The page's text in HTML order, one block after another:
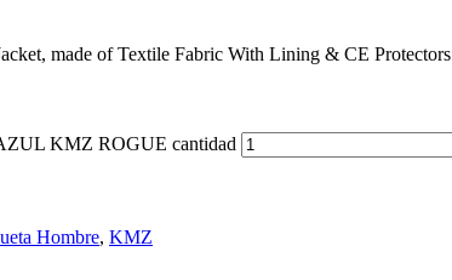
made of Textile Fabric With Lining & CE Protectors
KMZ ROGUE cantidad
Hombre, KMZ